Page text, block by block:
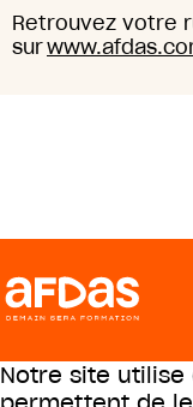
Retrouvez votre
sur
Notre site